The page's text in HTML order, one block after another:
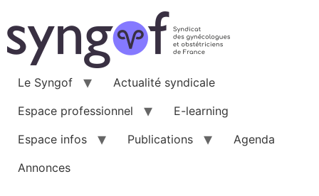
au
contenu
Le Syngof
Actualité syndicale
Espace professionnel
E-learning
Espace infos
Publications
Agenda
Annonces